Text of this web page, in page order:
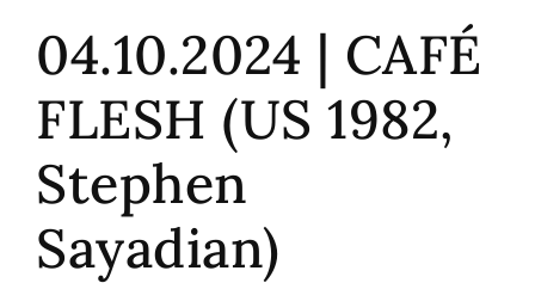
04.10.2024 | CAFÉ
FLESH (US 1982,
Stephen
Sayadian)